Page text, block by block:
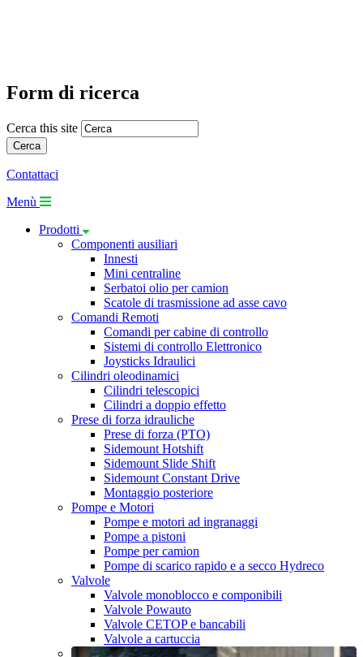
Form di ricerca
Cerca this site
Contattaci
Menù
Prodotti
Componenti ausiliari
Innesti
Mini centraline
Serbatoi olio per camion
Scatole di trasmissione ad asse cavo
Comandi Remoti
Comandi per cabine di controllo
Sistemi di controllo Elettronico
Joysticks Idraulici
Cilindri oleodinamici
Cilindri telescopici
Cilindri a doppio effetto
Prese di forza idrauliche
Prese di forza (PTO)
Sidemount Hotshift
Sidemount Slide Shift
Sidemount Constant Drive
Montaggio posteriore
Pompe e Motori
Pompe e motori ad ingranaggi
Pompe a pistoni
Pompe per camion
Pompe di scarico rapido e a secco Hydreco
Valvole
Valvole monoblocco e componibili
Valvole Powauto
Valvole CETOP e bancabili
Valvole a cartuccia